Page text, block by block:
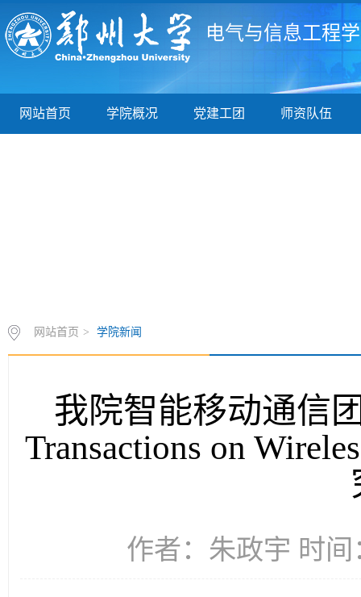
电气与信息工程
网站首页 学院概况 党建工团 师资队伍
网站首页 > 学院新闻
我院智能移动通信
Transactions on
作者：朱政宇 时间